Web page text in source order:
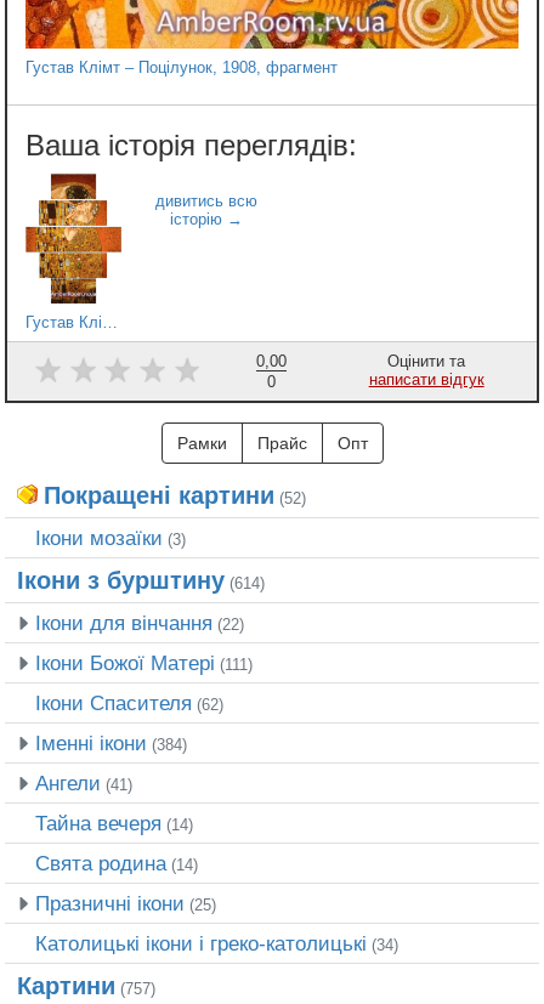
Густав Клімт – Поцілунок, 1908, фрагмент
Густав Клімт – Поцілунок, 1908, модульна, варіант 1
0,00
0
Оцінити та
написати відгук
Рамки Прайс Опт
Покращені картини (52)
Ікони мозаїки (3)
Ікони з бурштину (614)
Ікони для вінчання (22)
Ікони Божої Матері (111)
Ікони Спасителя (62)
Іменні ікони (384)
Ангели (41)
Тайна вечеря (14)
Свята родина(14)
Празничні ікони (25)
Католицькі ікони і греко-католицькі (34)
Картини (757)